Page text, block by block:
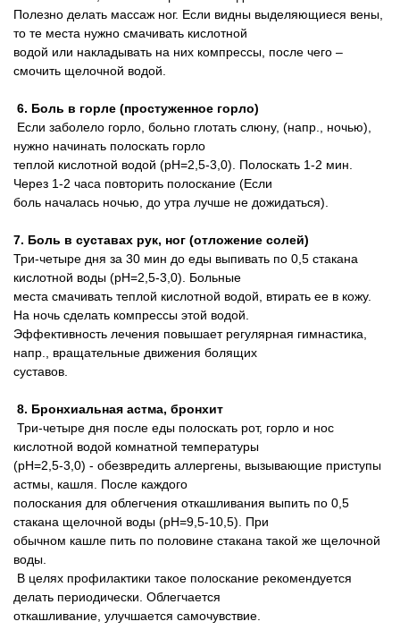
Полезно делать массаж ног. Если видны выделяющиеся вены,
то те места нужно смачивать кислотной
водой или накладывать на них компрессы, после чего –
смочить щелочной водой.
6. Боль в горле (простуженное горло)
Если заболело горло, больно глотать слюну, (напр., ночью),
нужно начинать полоскать горло
теплой кислотной водой (pH=2,5-3,0). Полоскать 1-2 мин.
Через 1-2 часа повторить полоскание (Если
боль началась ночью, до утра лучше не дожидаться).
7. Боль в суставах рук, ног (отложение солей)
Три-четыре дня за 30 мин до еды выпивать по 0,5 стакана
кислотной воды (pH=2,5-3,0). Больные
места смачивать теплой кислотной водой, втирать ее в кожу.
На ночь сделать компрессы этой водой.
Эффективность лечения повышает регулярная гимнастика,
напр., вращательные движения болящих
суставов.
8. Бронхиальная астма, бронхит
Три-четыре дня после еды полоскать рот, горло и нос
кислотной водой комнатной температуры
(pH=2,5-3,0) - обезвредить аллергены, вызывающие приступы
астмы, кашля. После каждого
полоскания для облегчения откашливания выпить по 0,5
стакана щелочной воды (pH=9,5-10,5). При
обычном кашле пить по половине cтакана такой же щелочной
воды.
В целях профилактики такое полоскание рекомендуется
делать периодически. Облегчается
откашливание, улучшается самочувствие.